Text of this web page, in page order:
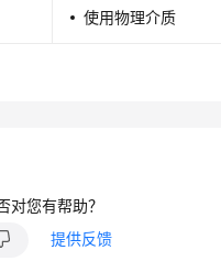
使用物理介质
对您有帮助？
提供反馈